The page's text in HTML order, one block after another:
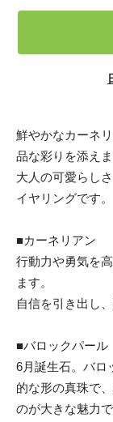
鮮やかなカーネ
品な彩りを添えま
大人の可愛らし
イヤリングです。
■カーネリアン
行動力や勇気を
ます。
自信を引き出し
■バロックパール
6月誕生石。バロ
的な形の真珠で
のが大きな魅力で